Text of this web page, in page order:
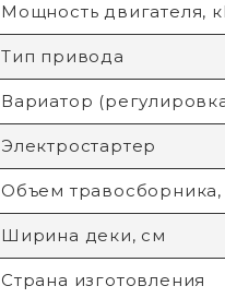
Мощность двигателя,
Тип привода
Вариатор
Электростартер
Объем травосборника,
Ширина деки, см
Страна изготовления